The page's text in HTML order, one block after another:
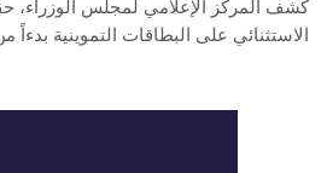
كشف المركز الإعلامي لمجلس
الاستثنائي على البطاقات التموينية بدءاً